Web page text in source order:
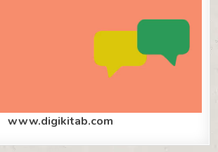
www.digikitab.com